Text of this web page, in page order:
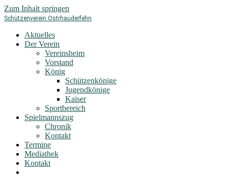
Zum Inhalt springen
Schützenverein Ostrhauderfehn
Aktuelles
Der Verein
Vereinsheim
Vorstand
König
Schützenkönige
Jugendkönige
Kaiser
Sportbereich
Spielmannszug
Chronik
Kontakt
Termine
Mediathek
Kontakt